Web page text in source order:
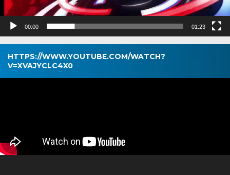
00:00 01:23
HTTPS://WWW.YOUTUBE.COM/WATCH?
V=XVAJYCLC4X0
Pemutar